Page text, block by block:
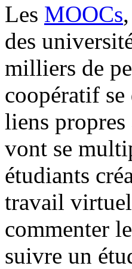
Les MOOCs
des
milliers de
coopératif
liens
vont se
étudiants
travail
commenter
suivre un